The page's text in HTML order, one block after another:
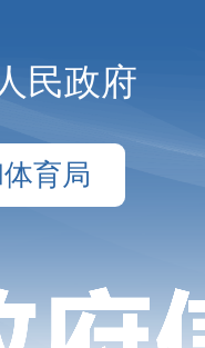
民政府
育局